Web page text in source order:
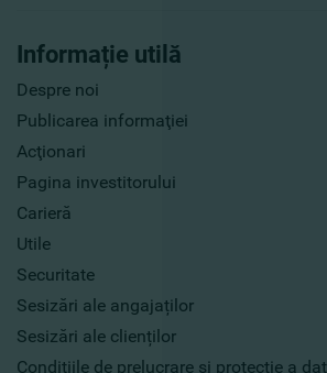
Informație utilă
Despre noi
Publicarea informaţiei
Acţionari
Pagina investitorului
Carieră
Utile
Securitate
Sesizări ale angajaților
Sesizări ale clienților
Condițiile de prelucrare și protecție a